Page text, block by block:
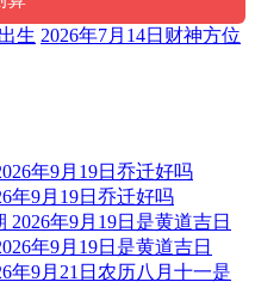
生 2026年7月14日财神方位
年9月19日乔迁好吗
年9月19日是黄道吉日